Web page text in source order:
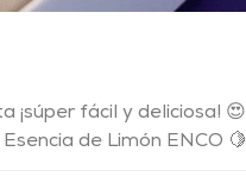
¡súper fácil y deliciosa! 😍
de Limón ENCO 🍋